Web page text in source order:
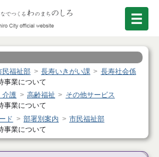
民福祉部 長寿いきがい課
長寿社会係
事業について
介護 高齢福祉
その他サービス
事業について
ド 部署別案内
市民福祉部
事業について